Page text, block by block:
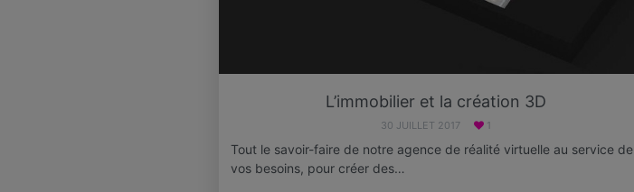
L’immobilier et la création 3D
30 JUILLET 2017 1
Tout le savoir-faire de notre agence de réalité virtuelle au service de
vos besoins, pour créer des…